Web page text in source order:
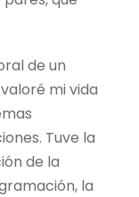
de un
mi vida
Tuve la
de la
la